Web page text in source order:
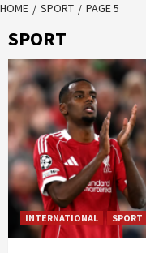
HOME SPORT PAGE 5
SPORT
INTERNATIONAL SPORT